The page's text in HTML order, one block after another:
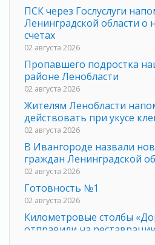
ПСК через Гослуслуги
Ленинградской области о
счетах
02 августа 2026
Пропавшего подростка
районе Ленобласти
02 августа 2026
Жителям Ленобласти
действовать при укусе
02 августа 2026
В Ивангороде назвали
граждан Ленинградской
02 августа 2026
Готовность №1
02 августа 2026
Километровые столбы
отправили на